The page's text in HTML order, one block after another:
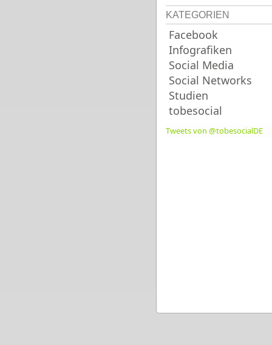
KATEGORIEN
Facebook
Infografiken
Social Media
Social Networks
Studien
tobesocial
Tweets von @tobesocialDE